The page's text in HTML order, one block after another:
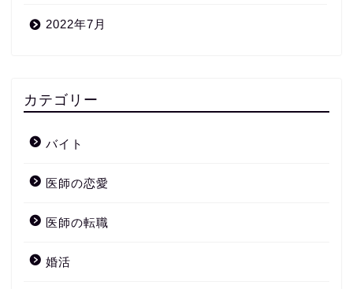
2022年7月
カテゴリー
バイト
医師の恋愛
医師の転職
婚活